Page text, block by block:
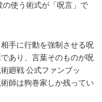
使う術式が「呪言」で
手に行動を強制させる呪
あり、言葉そのものが呪
廻戦 公式ファンブッ
師は狗巻家しか残ってい